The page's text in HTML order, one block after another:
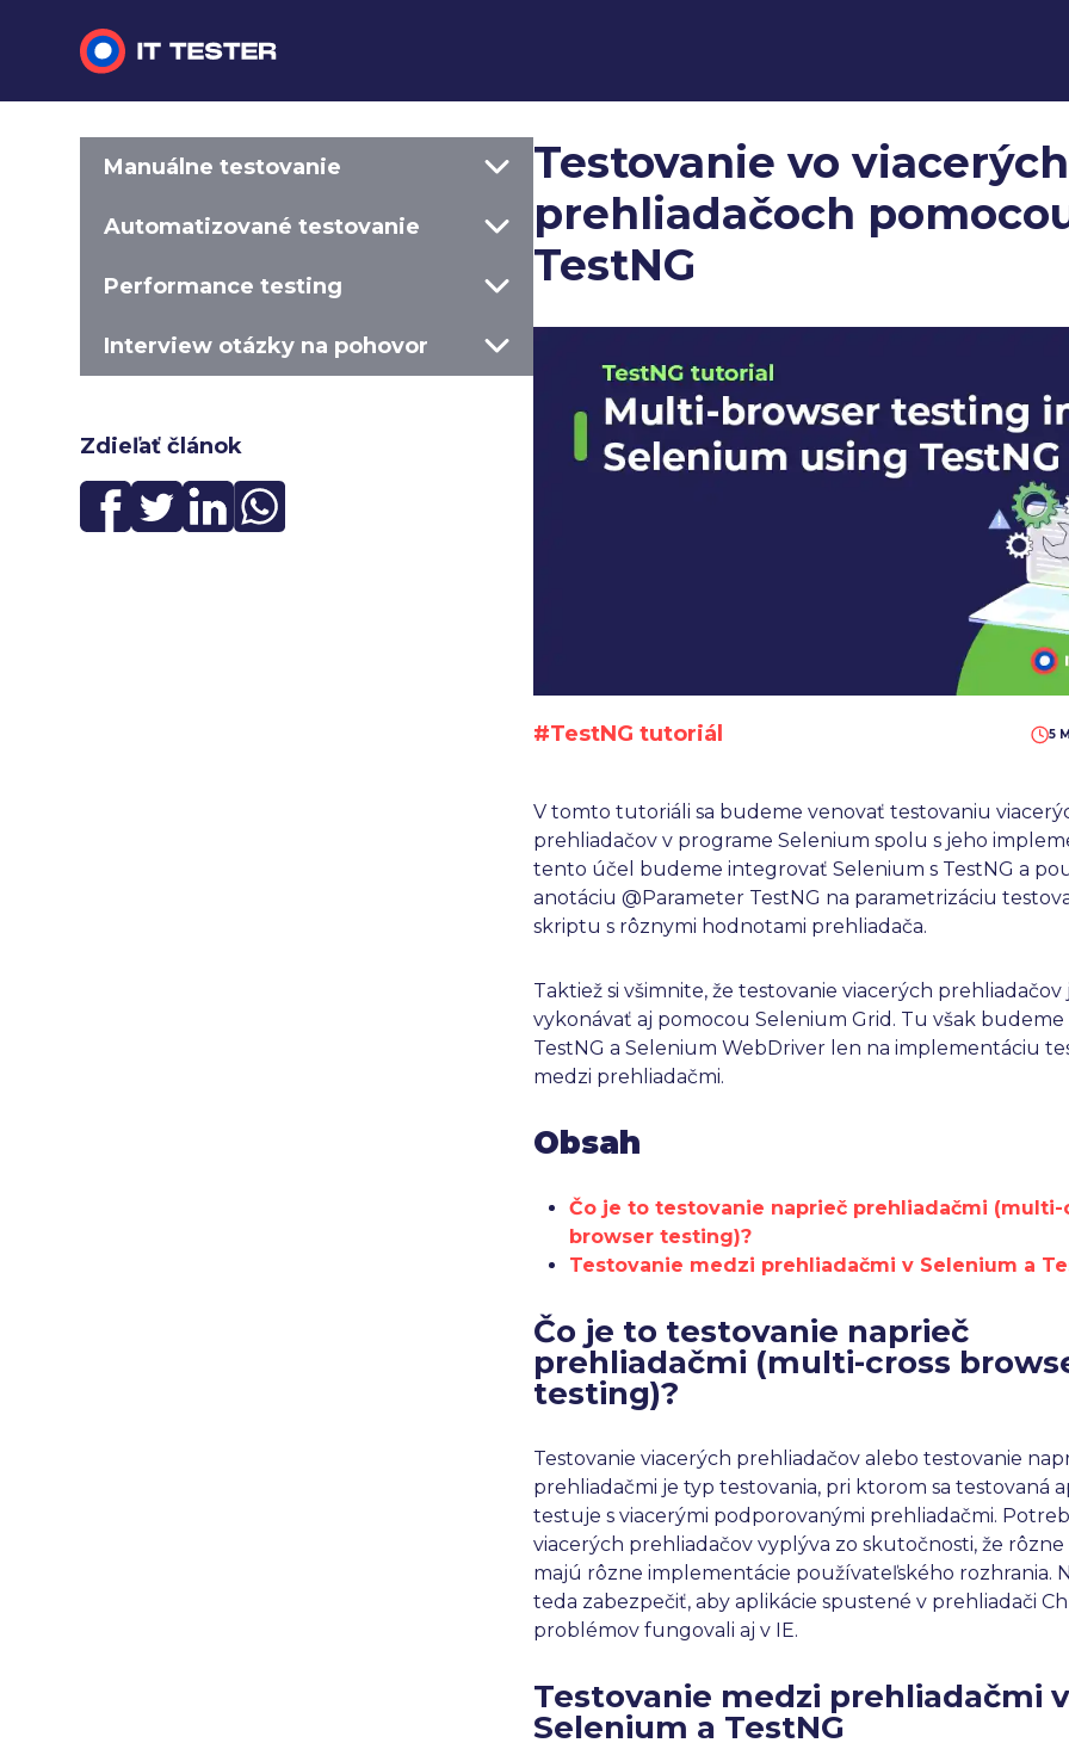
Automatizované testovanie
Performance testing
Interview otázky na pohovor
Slovník
Manuálne testovanie
Automatizované testovanie
Performance testing
Interview otázky na pohovor
Zdieľať článok
Testovanie vo viacerých
prehliadačoch
TestNG
#TestNG tutoriál 5
V tomto tutoriáli sa budeme venovať testovaniu
prehliadačov v programe Selenium spolu s jeho
tento účel budeme integrovať Selenium s TestNG a
anotáciu @Parameter TestNG na parametrizáciu
skriptu s rôznymi hodnotami prehliadača.
Taktiež si všimnite, že testovanie viacerých prehliadačov
vykonávať aj pomocou Selenium Grid. Tu však
TestNG a Selenium WebDriver len na implementáciu
medzi prehliadačmi.
Obsah
Čo je to testovanie naprieč prehliadačmi (multi-
browser testing)?
Testovanie medzi prehliadačmi v Selenium a
Čo je to testovanie naprieč
prehliadačmi (multi-cross
testing)?
Testovanie viacerých prehliadačov alebo testovanie
prehliadačmi je typ testovania, pri ktorom sa testovaná
testuje s viacerými podporovanými prehliadačmi.
viacerých prehliadačov vyplýva zo skutočnosti, že
majú rôzne implementácie používateľského rozhrania.
teda zabezpečiť, aby aplikácie spustené v prehliadači
problémov fungovali aj v IE.
Testovanie medzi prehliadačmi v
Selenium a TestNG